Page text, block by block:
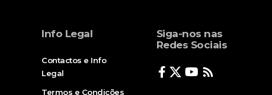
Info Legal
Contactos e Info
Legal
Termos e Condições
Siga-nos nas
Redes Sociais